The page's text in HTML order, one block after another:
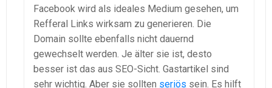
Facebook wird als ideales Medium gesehen, um
Refferal Links wirksam zu generieren. Die
Domain sollte ebenfalls nicht dauernd
gewechselt werden. Je älter sie ist, desto
besser ist das aus SEO-Sicht. Gastartikel sind
sehr wichtig. Aber sie sollten seriös sein. Es hilft